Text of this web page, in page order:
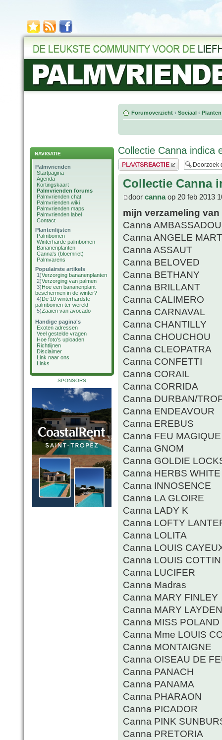
NAVIGATIE
Palmvrienden
Startpagina
Agenda
Kortingskaart
Palmvrienden forums
Palmvrienden chat
Palmvrienden wiki
Palmvrienden maps
Palmvrienden label
Contact
Plantenlijsten
Palmbomen
Winterharde palmbomen
Bananenplanten
Canna's (bloemriet)
Palmvarens
Populairste artikels
1)Verzorging bananenplanten
2)Verzorging van palmen
3)Hoe een bananenplant
beschermen in de winter?
4)De 10 winterhardste
palmbomen ter wereld
5)Zaaien van avocado
Handige pagina's
Exoten adressen
Veel gestelde vragen
Hoe foto's uploaden
Richtlijnen
Disclaimer
Link naar ons
Links
SPONSORS
Forumoverzicht ‹ Sociaal ‹
Collectie Canna indica
Plaats een reactie
Collectie Canna
door cannaop 20 feb 2013
mijn verzameling
Canna
Canna ANGELE
Canna ASSAUT
Canna BELOVED
Canna BETHANY
Canna BRILLANT
Canna CALIMERO
Canna CARNAVAL
Canna CHANTILLY
Canna CHOUCHOU
Canna CLEOPATRA
Canna CONFETTI
Canna CORAIL
Canna CORRIDA
Canna DURBAN/
Canna ENDEAVOUR
Canna EREBUS
Canna FEU MAGIQUE
Canna GNOM
Canna GOLDIE
Canna HERBS WHITE
Canna INNOSENCE
Canna LA GLOIRE
Canna LADY K
Canna LOFTY
Canna LOLITA
Canna LOUIS
Canna LOUIS COTTIN
Canna LUCIFER
Canna Madras
Canna MARY FINLEY
Canna MARY LAYDEN
Canna MISS POLAND
Canna Mme LOUIS
Canna MONTAIGNE
Canna OISEAU DE
Canna PANACH
Canna PANAMA
Canna PHARAON
Canna PICADOR
Canna PINK
Canna PRETORIA